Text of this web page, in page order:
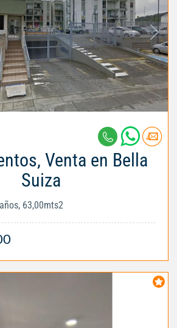
Venta en Bella
Suiza
63,00mts2